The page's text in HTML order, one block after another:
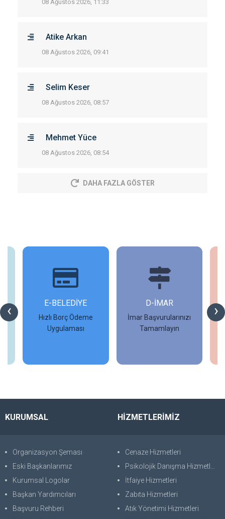
08 Ağustos 2026, 11:33
Atike Arkan
08 Ağustos 2026, 09:41
Selim Keser
08 Ağustos 2026, 08:57
Mehmet Yüce
08 Ağustos 2026, 08:54
DAHA FAZLA GÖSTER
‹ ›
E-BELEDİYE
Hızlı Borç Ödeme
Uygulaması
D-İMAR
İmar Başvurularınızı
Tamamlayın
KURUMSAL
Organizasyon Şeması
Eski Başkanlarımız
Kurumsal Logolar
Başkan Yardımcıları
Başvuru Rehberi
HİZMETLERİMİZ
Cenaze Hizmetleri
Psikolojik Danışma Hizmetleri
İtfaiye Hizmetleri
Zabıta Hizmetleri
Atık Yönetimi Hizmetleri